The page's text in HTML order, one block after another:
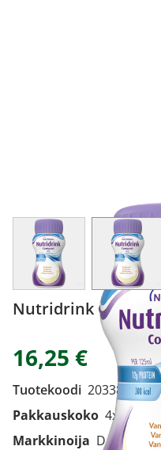
View larger image
Nutridrink
16,25 €
Tuotekoodi 2033868
Pakkauskoko 4x125 ml
Markkinoija Danone